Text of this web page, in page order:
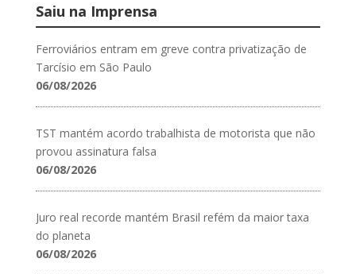
Saiu na Imprensa
Ferroviários entram em greve contra privatização de
Tarcísio em São Paulo
06/08/2026
TST mantém acordo trabalhista de motorista que não
provou assinatura falsa
06/08/2026
Juro real recorde mantém Brasil refém da maior taxa
do planeta
06/08/2026